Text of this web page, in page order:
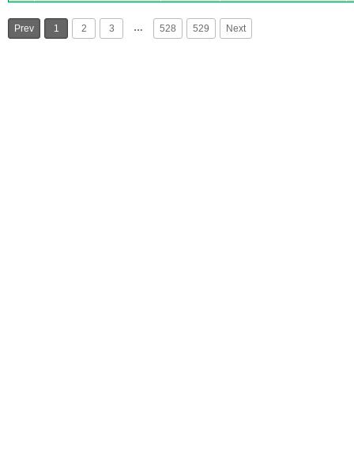
Prev 1 2 3 … 528 529 Next